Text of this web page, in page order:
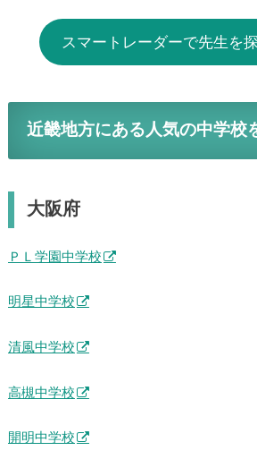
スマートレーダーで先生を
近畿地方にある人気の中学校
大阪府
ＰＬ学園中学校
明星中学校
清風中学校
高槻中学校
開明中学校